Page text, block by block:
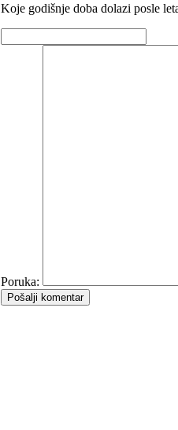
Koje godišnje doba dolazi posle
Poruka:
Pošalji komentar